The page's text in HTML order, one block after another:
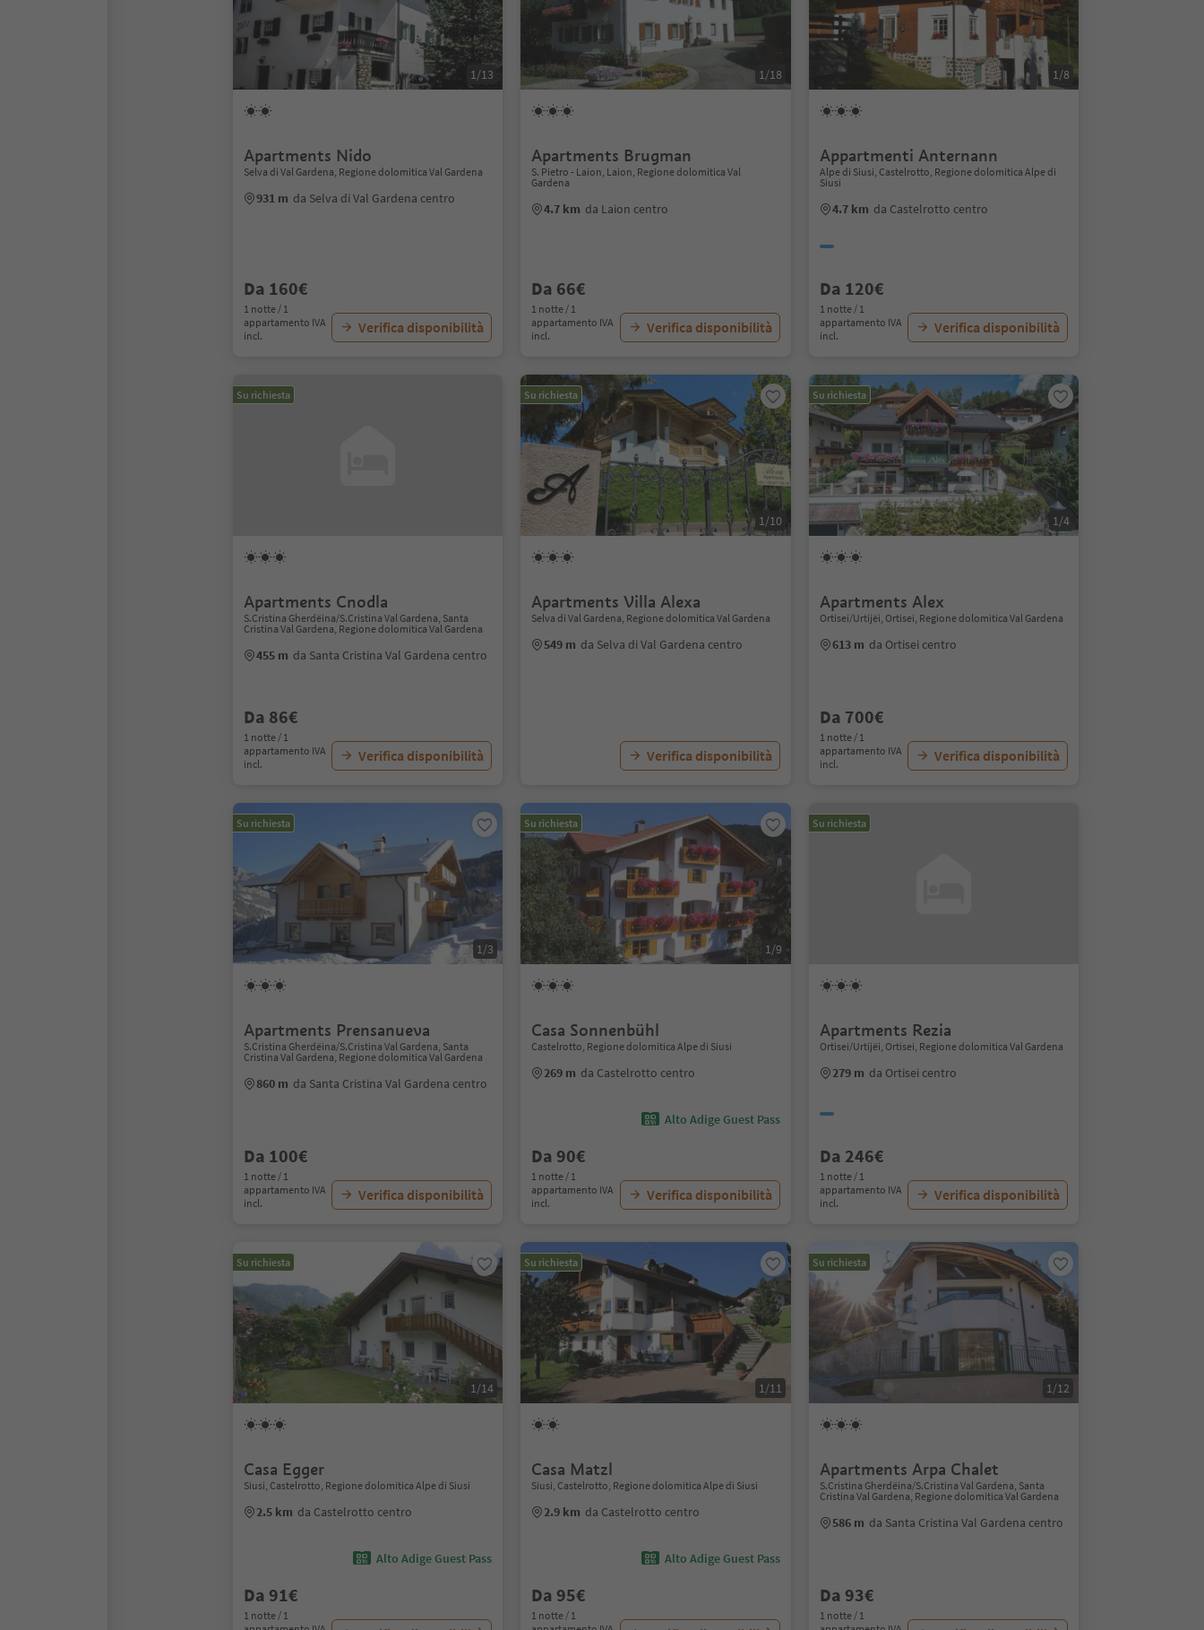
1/13
Apartments Nido
Selva di Val Gardena, Regione dolomitica Val Gardena
931 m da Selva di Val Gardena centro
Da 160€
1 notte / 1
appartamento IVA
incl.
Verifica disponibilità
1/18
Apartments Brugman
S. Pietro - Laion, Laion, Regione dolomitica Val
Gardena
4.7 km da Laion centro
Da 66€
1 notte / 1
appartamento IVA
incl.
Verifica disponibilità
1/8
Appartmenti Anternann
Alpe di Siusi, Castelrotto, Regione dolomitica Alpe di
Siusi
4.7 km da Castelrotto centro
Da 120€
1 notte / 1
appartamento IVA
incl.
Verifica disponibilità
Su richiesta
Apartments Cnodla
S.Cristina Gherdëina/S.Cristina Val Gardena, Santa
Cristina Val Gardena, Regione dolomitica Val Gardena
455 m da Santa Cristina Val Gardena centro
Da 86€
1 notte / 1
appartamento IVA
incl.
Verifica disponibilità
Su richiesta
1/10
Apartments Villa Alexa
Selva di Val Gardena, Regione dolomitica Val Gardena
549 m da Selva di Val Gardena centro
Verifica disponibilità
Su richiesta
1/4
Apartments Alex
Ortisei/Urtijëi, Ortisei, Regione dolomitica Val Gardena
613 m da Ortisei centro
Da 700€
1 notte / 1
appartamento IVA
incl.
Verifica disponibilità
Su richiesta
1/3
Apartments Prensanueva
S.Cristina Gherdëina/S.Cristina Val Gardena, Santa
Cristina Val Gardena, Regione dolomitica Val Gardena
860 m da Santa Cristina Val Gardena centro
Da 100€
1 notte / 1
appartamento IVA
incl.
Verifica disponibilità
Su richiesta
1/9
Casa Sonnenbühl
Castelrotto, Regione dolomitica Alpe di Siusi
269 m da Castelrotto centro
Alto Adige Guest Pass
Da 90€
1 notte / 1
appartamento IVA
incl.
Verifica disponibilità
Su richiesta
Apartments Rezia
Ortisei/Urtijëi, Ortisei, Regione dolomitica Val Gardena
279 m da Ortisei centro
Da 246€
1 notte / 1
appartamento IVA
incl.
Verifica disponibilità
Su richiesta
1/14
Casa Egger
Siusi, Castelrotto, Regione dolomitica Alpe di Siusi
2.5 km da Castelrotto centro
Alto Adige Guest Pass
Da 91€
1 notte / 1
Su richiesta
1/11
Casa Matzl
Siusi, Castelrotto, Regione dolomitica Alpe di Siusi
2.9 km da Castelrotto centro
Alto Adige Guest Pass
Da 95€
1 notte / 1
Su richiesta
1/12
Apartments Arpa Chalet
S.Cristina Gherdëina/S.Cristina Val Gardena, Santa
Cristina Val Gardena, Regione dolomitica Val Gardena
586 m da Santa Cristina Val Gardena centro
Da 93€
1 notte / 1